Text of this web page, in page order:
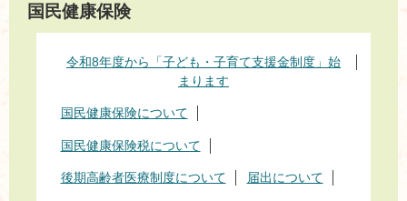
国民健康保険
令和8年度から「子ども・子育て支援金制度」始
まります
国民健康保険について
国民健康保険税について
後期高齢者医療制度について 届出について